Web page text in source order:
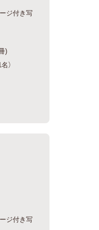
ジ付き写
)
）
ジ付き写